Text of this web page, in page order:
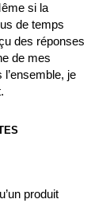
si la
de temps
des réponses
de mes
je
produit